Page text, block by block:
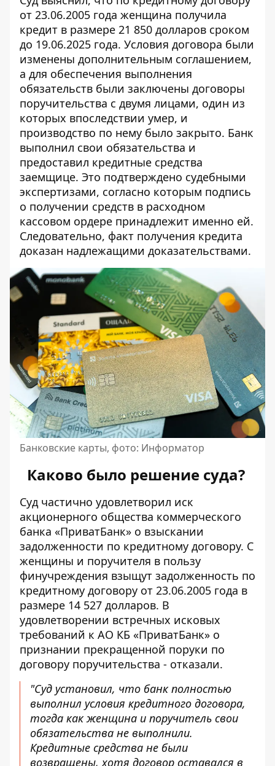
от 23.06.2005 года женщина получила
кредит в размере 21 850 долларов сроком
до 19.06.2025 года. Условия договора были
изменены дополнительным соглашением,
а для обеспечения выполнения
обязательств были заключены договоры
поручительства с двумя лицами, один из
которых впоследствии умер, и
производство по нему было закрыто. Банк
выполнил свои обязательства и
предоставил кредитные средства
заемщице. Это подтверждено судебными
экспертизами, согласно которым подпись
о получении средств в расходном
кассовом ордере принадлежит именно ей.
Следовательно, факт получения кредита
доказан надлежащими доказательствами.
Банковские карты, фото: Информатор
Каково было решение суда?
Суд частично удовлетворил иск
акционерного общества коммерческого
банка «ПриватБанк» о взыскании
задолженности по кредитному договору. С
женщины и поручителя в пользу
финучреждения взыщут задолженность по
кредитному договору от 23.06.2005 года в
размере 14 527 долларов. В
удовлетворении встречных исковых
требований к АО КБ «ПриватБанк» о
признании прекращенной поруки по
договору поручительства - отказали.
"Суд установил, что банк полностью
выполнил условия кредитного договора,
тогда как женщина и поручитель свои
обязательства не выполнили.
Кредитные средства не были
возвращены, хотя договор оставался в